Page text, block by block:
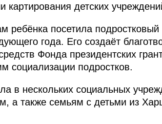
картирования детских
посетила подростковый
года. Его создаёт
Фонда президентских
социализации подростков.
в нескольких социальных
а также семьям с детьми из